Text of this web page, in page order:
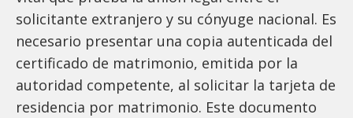
solicitante extranjero y su cónyuge nacional. Es
necesario presentar una copia autenticada del
certificado de matrimonio, emitida por la
autoridad competente, al solicitar la tarjeta de
residencia por matrimonio. Este documento